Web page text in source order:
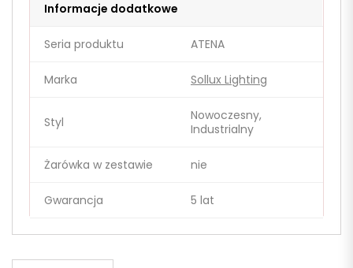
Informacje dodatkowe
Seria produktu ATENA
Marka Sollux Lighting
Styl
Nowoczesny,
Industrialny
Żarówka w zestawie nie
Gwarancja 5 lat